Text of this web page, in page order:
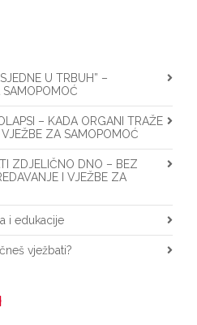
U TRBUH” –
SAMOPOMOĆ
– KADA ORGANI TRAŽE
VJEŽBE ZA SAMOPOMOĆ
ZDJELIČNO DNO – BEZ
I VJEŽBE ZA
i edukacije
vježbati?